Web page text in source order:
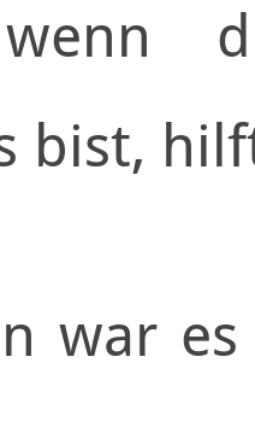
wenn
bist,
war